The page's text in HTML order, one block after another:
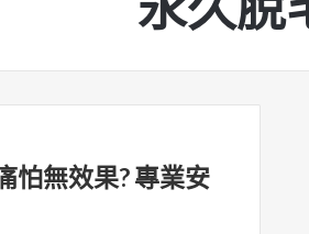
怕無效果? 專業安